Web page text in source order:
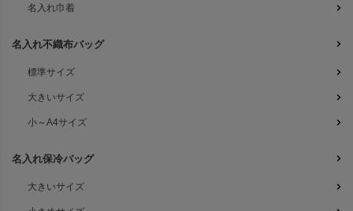
名入れ巾着
名入れ不織布バッグ
標準サイズ
大きいサイズ
小～A4サイズ
名入れ保冷バッグ
大きいサイズ